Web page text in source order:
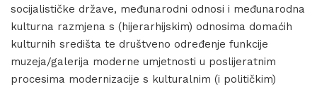
socijalističke države, međunarodni odnosi i međunarodna
kulturna razmjena s (hijerarhijskim) odnosima domaćih
kulturnih središta te društveno određenje funkcije
muzeja/galerija moderne umjetnosti u poslijeratnim
procesima modernizacije s kulturalnim (i političkim)